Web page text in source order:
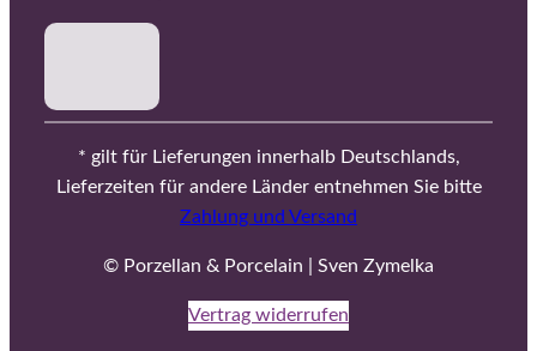
* gilt für Lieferungen innerhalb Deutschlands,
Lieferzeiten für andere Länder entnehmen Sie bitte
Zahlung und Versand
© Porzellan & Porcelain | Sven Zymelka
Vertrag widerrufen